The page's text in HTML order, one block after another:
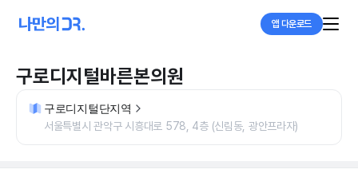
앱 다운로드
구로디지털바른본의원
구로디지털단지역
서울특별시 관악구 시흥대로 578, 4층 (신림동, 광안프라자)